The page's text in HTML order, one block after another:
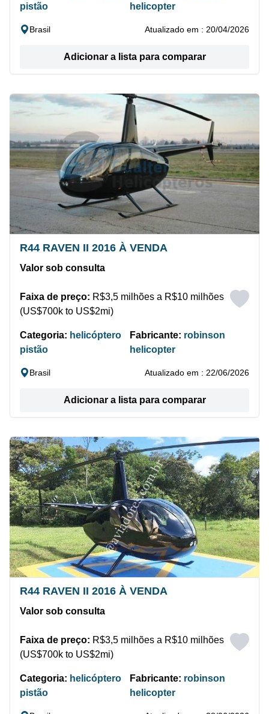
pistão
helicopter
Brasil Atualizado em : 20/04/2026
Adicionar a lista para comparar
R44 RAVEN II 2016 À VENDA
Valor sob consulta
Faixa de preço: R$3,5 milhões a R$10 milhões
(US$700k to US$2mi)
Categoria: helicóptero
pistão
Fabricante: robinson
helicopter
Brasil Atualizado em : 22/06/2026
Adicionar a lista para comparar
R44 RAVEN II 2016 À VENDA
Valor sob consulta
Faixa de preço: R$3,5 milhões a R$10 milhões
(US$700k to US$2mi)
Categoria: helicóptero
pistão
Fabricante: robinson
helicopter